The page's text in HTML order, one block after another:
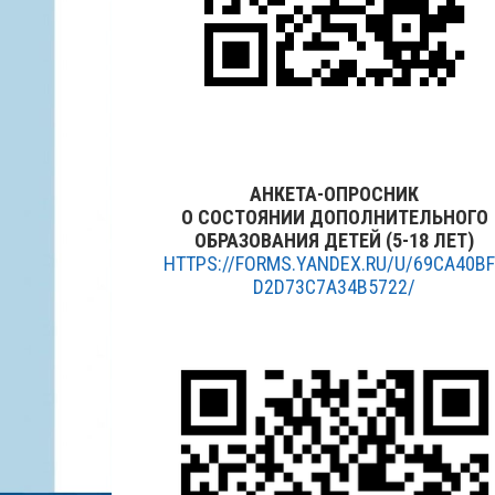
АНКЕТА-ОПРОСНИК
О СОСТОЯНИИ ДОПОЛНИТЕЛЬНОГО
ОБРАЗОВАНИЯ ДЕТЕЙ (5-18 ЛЕТ)
HTTPS://FORMS.YANDEX.RU/U/
D2D73C7A34B5722/